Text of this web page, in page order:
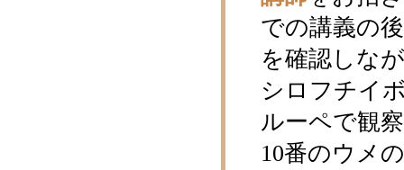
での講義の
を確認しな
シロフチイ
ルーペで観
10番のウメ